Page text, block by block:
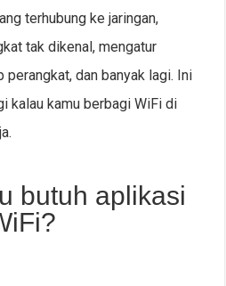
terhubung ke jaringan,
tak dikenal, mengatur
dan banyak lagi. Ini
kalau kamu berbagi WiFi di
butuh aplikasi